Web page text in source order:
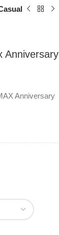
Anniversary
Anniversary